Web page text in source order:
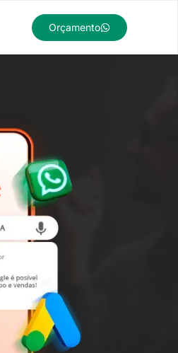
Orçamento